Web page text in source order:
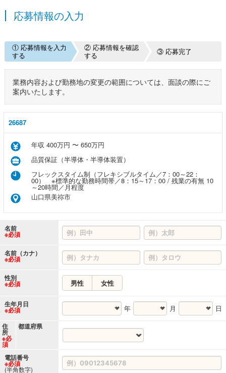
応募情報の入力
① 応募情報を入力
する
② 応募情報を確認
する
③ 応募完了
業務内容および勤務地の変更の範囲については、面談の際にご
案内いたします。
26687
年収 400万円 〜 650万円
品質保証（半導体・半導体装置）
フレックスタイム制（フレキシブルタイム／7：00～22：
00） ※標準的な勤務時間帯／8：15～17：00 / 残業の有無 10
～20時間／月程度
山口県美祢市
名前
※必須
名前（カナ）
※必須
性別
※必須 男性 女性
生年月日
※必須 年 月 日
住
所
※必
須
都道府県
電話番号
※必須
(半角数字)